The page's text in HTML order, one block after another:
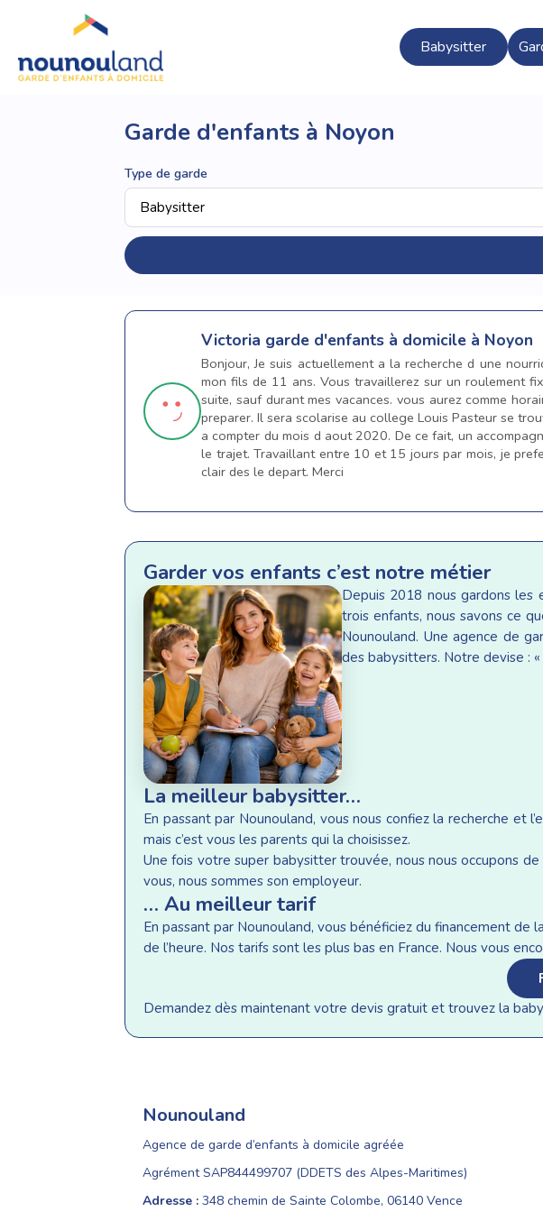
Babysitter
Garde d'enfants à Noyon
Type de garde
Victoria garde d'enfants à domicile à Noyon
Bonjour, Je suis actuellement a la recherche d une
mon fils de 11 ans. Vous travaillerez sur un roulement
suite, sauf durant mes vacances. vous aurez comme
preparer. Il sera scolarise au college Louis Pasteur se
a compter du mois d aout 2020. De ce fait, un
le trajet. Travaillant entre 10 et 15 jours par mois, je
clair des le depart. Merci
Garder vos enfants c’est notre métier
Depuis 2018 nous gardons les
trois enfants, nous savons ce
Nounouland. Une agence de
des babysitters. Notre devise :
La meilleur babysitter…
En passant par Nounouland, vous nous confiez la recherche
mais c’est vous les parents qui la choisissez.
Une fois votre super babysitter trouvée, nous nous occupons
vous, nous sommes son employeur.
… Au meilleur tarif
En passant par Nounouland, vous bénéficiez du financement
de l’heure. Nos tarifs sont les plus bas en France. Nous vous
Demandez dès maintenant votre devis gratuit et trouvez la
Nounouland
Agence de garde d’enfants à domicile agréée
Agrément SAP844499707 (DDETS des Alpes-Maritimes)
Adresse : 348 chemin de Sainte Colombe, 06140 Vence